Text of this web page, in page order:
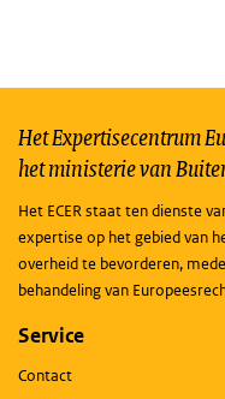
Het Expertisecentrum
het ministerie van
Het ECER staat ten dienste
expertise op het gebied van
overheid te bevorderen,
behandeling van
Service
Contact